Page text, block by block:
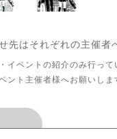
先はそれぞれの主催者
イベントの紹介のみ行って
ント主催者様へお願いしま